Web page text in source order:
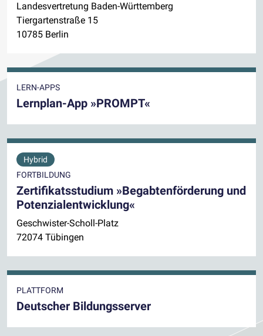
Landesvertretung Baden-Württemberg
Tiergartenstraße 15
10785 Berlin
LERN-APPS
Lernplan-App »PROMPT«
Hybrid
FORTBILDUNG
Zertifikatsstudium »Begabtenförderung und
Potenzialentwicklung«
Geschwister-Scholl-Platz
72074 Tübingen
PLATTFORM
Deutscher Bildungsserver